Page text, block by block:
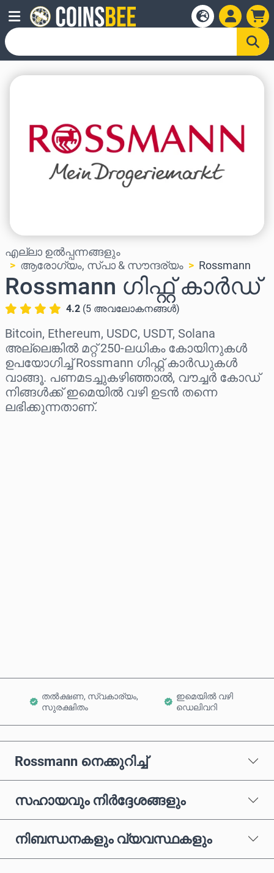
എല്ലാ ഉൽപ്പന്നങ്ങളും
ആരോഗ്യം, സ്പാ & സൗന്ദര്യം
Rossmann
Rossmann ഗിഫ്റ്റ് കാർഡ്
4.2 (5 അവലോകനങ്ങൾ)
Bitcoin, Ethereum, USDC, USDT, Solana
അല്ലെങ്കിൽ മറ്റ് 250-ലധികം കോയിനുകൾ
ഉപയോഗിച്ച് Rossmann ഗിഫ്റ്റ് കാർഡുകൾ
വാങ്ങൂ. പണമടച്ചുകഴിഞ്ഞാൽ, വൗച്ചർ കോഡ്
നിങ്ങൾക്ക് ഇമെയിൽ വഴി ഉടൻ തന്നെ
ലഭിക്കുന്നതാണ്.
തൽക്ഷണ, സ്വകാര്യം,
സുരക്ഷിതം
ഇമെയിൽ വഴി
ഡെലിവറി
Rossmann നെക്കുറിച്ച്
സഹായവും നിർദ്ദേശങ്ങളും
നിബന്ധനകളും വ്യവസ്ഥകളും